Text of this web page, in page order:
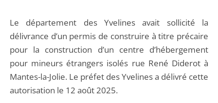
Le département des Yvelines avait sollicité la
délivrance d’un permis de construire à titre précaire
pour la construction d’un centre d’hébergement
pour mineurs étrangers isolés rue René Diderot à
Mantes-la-Jolie. Le préfet des Yvelines a délivré cette
autorisation le 12 août 2025.